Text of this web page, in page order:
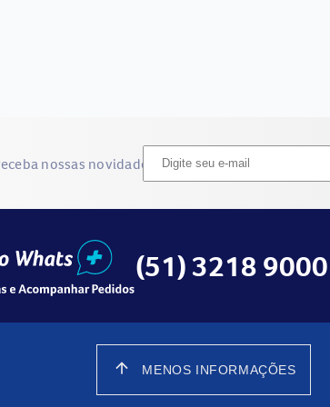
nossas novidades
(51) 3218 9000
arrow_upward MENOS INFORMAÇÕES